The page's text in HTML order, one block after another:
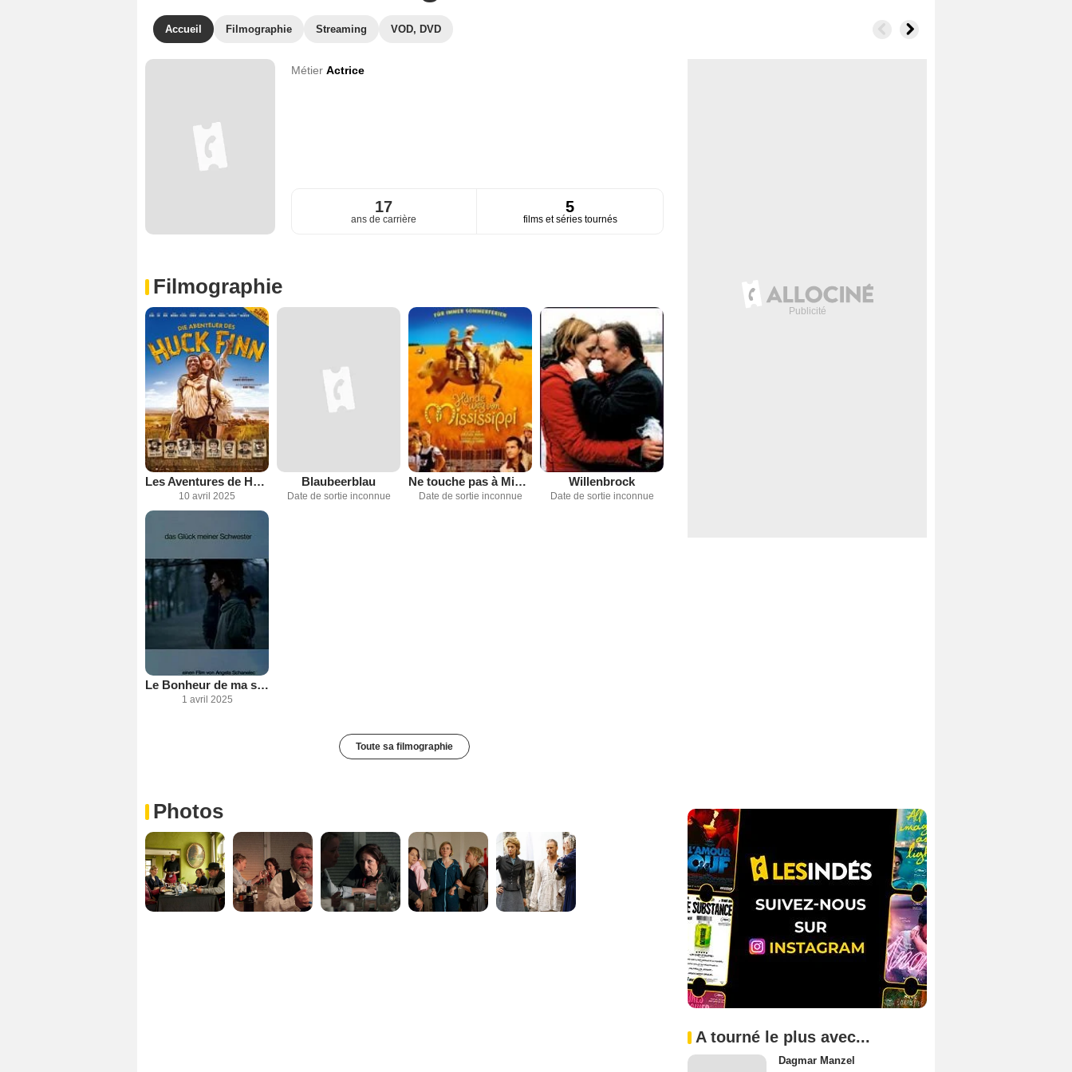
Accueil Filmographie Streaming VOD, DVD
Métier Actrice
17
ans de carrière
5
films et séries tournés
Filmographie
Les Aventures de Huck Finn
10 avril 2025
Blaubeerblau
Date de sortie inconnue
Ne touche pas à Mississippi !
Date de sortie inconnue
Willenbrock
Date de sortie inconnue
Le Bonheur de ma soeur
1 avril 2025
Toute sa filmographie
Photos
A tourné le plus avec...
Dagmar Manzel